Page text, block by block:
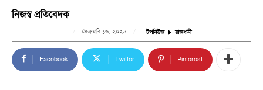
নিজস্ব প্রতিবেদক
ফেব্রুয়ারি ১৬, ২০২৬ টপনিউজ রাজধানী
Facebook Twitter Pinterest